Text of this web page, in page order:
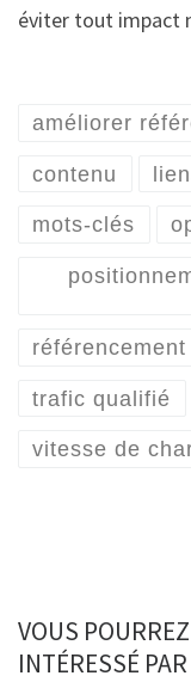
éviter tout impact
améliorer
contenu
mots-clés
référencement
trafic qualifié
vitesse de
VOUS
INTÉRESSÉ PAR